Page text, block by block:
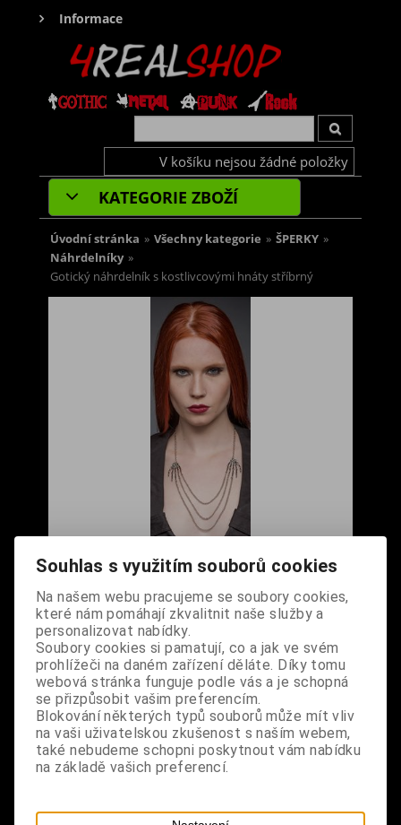
Informace
V košíku nejsou žádné položky
KATEGORIE ZBOŽÍ
Úvodní stránka » Všechny kategorie » ŠPERKY »
Náhrdelníky »
Gotický náhrdelník s kostlivcovými hnáty stříbrný
stříbrný
Cena s DPH:350 Kč
Dodání dny:skladem
ks
Koupit
Tabulky velikostí: zde
Výrobce:import DE
Katalogové číslo:DOQDNAHBPDA4765
Tisk
Souhlas s využitím souborů cookies
Na našem webu pracujeme se soubory cookies,
které nám pomáhají zkvalitnit naše služby a
personalizovat nabídky.
Soubory cookies si pamatují, co a jak ve svém
prohlížeči na daném zařízení děláte. Díky tomu
webová stránka funguje podle vás a je schopná
se přizpůsobit vašim preferencím.
Blokování některých typů souborů může mít vliv
na vaši uživatelskou zkušenost s naším webem,
také nebudeme schopni poskytnout vám nabídku
na základě vašich preferencí.